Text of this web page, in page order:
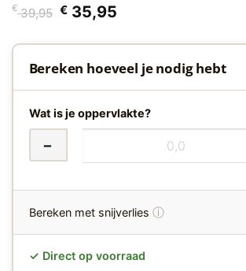
€39,95 Oorspronkelijke
prijs
was:
€ 39,95.
€35,95Huidige
is:
€ 35,95.
Bereken hoeveel je nodig hebt
Wat is je oppervlakte?
−
Bereken met snijverlies ⓘ
✓ Direct op voorraad